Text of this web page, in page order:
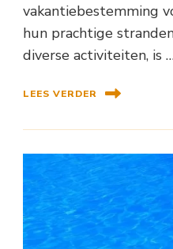
vakantiebestemming
hun prachtige
diverse activiteiten, is
LEES VERDER